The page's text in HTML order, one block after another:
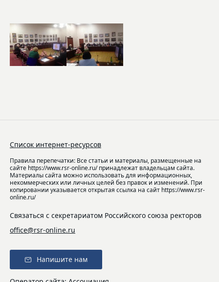
Список интернет-ресурсов
Правила перепечатки: Все статьи и материалы, размещенные на
сайте https://www.rsr-online.ru/ принадлежат владельцам сайта.
Материалы сайта можно использовать для информационных,
некоммерческих или личных целей без правок и изменений. При
копировании указывается открытая ссылка на сайт https://www.rsr-
online.ru/
Связаться с секретариатом Российского союза ректоров
office@rsr-online.ru
Напишите нам